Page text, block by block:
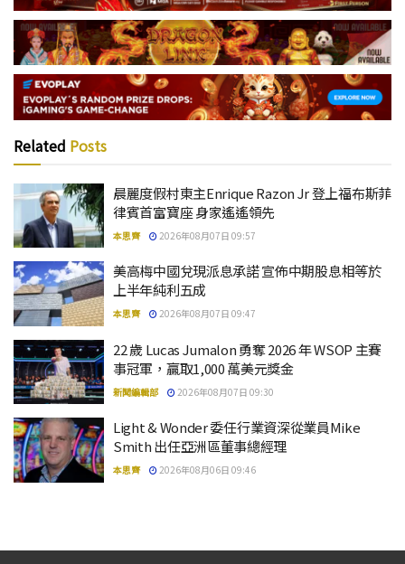
Related Posts
晨麗度假村東主Enrique Razon Jr 登上福布斯菲
律賓首富寶座 身家遙遙領先
本思齊 2026年08月07日 09:57
美高梅中國兌現派息承諾 宣佈中期股息相等於
上半年純利五成
本思齊 2026年08月07日 09:47
22 歲 Lucas Jumalon 勇奪 2026 年 WSOP 主賽
事冠軍，贏取1,000 萬美元獎金
新聞編輯部 2026年08月07日 09:30
Light & Wonder 委任行業資深從業員Mike
Smith 出任亞洲區董事總經理
本思齊 2026年08月06日 09:46